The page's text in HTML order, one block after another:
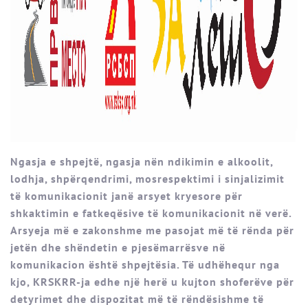
Ngasja e shpejtë, ngasja nën ndikimin e alkoolit,
lodhja, shpërqendrimi, mosrespektimi i sinjalizimit
të komunikacionit janë arsyet kryesore për
shkaktimin e fatkeqësive të komunikacionit në verë.
Arsyeja më e zakonshme me pasojat më të rënda për
jetën dhe shëndetin e pjesëmarrësve në
komunikacion është shpejtësia. Të udhëhequr nga
kjo, KRSKRR-ja edhe një herë u kujton shoferëve për
detyrimet dhe dispozitat më të rëndësishme të